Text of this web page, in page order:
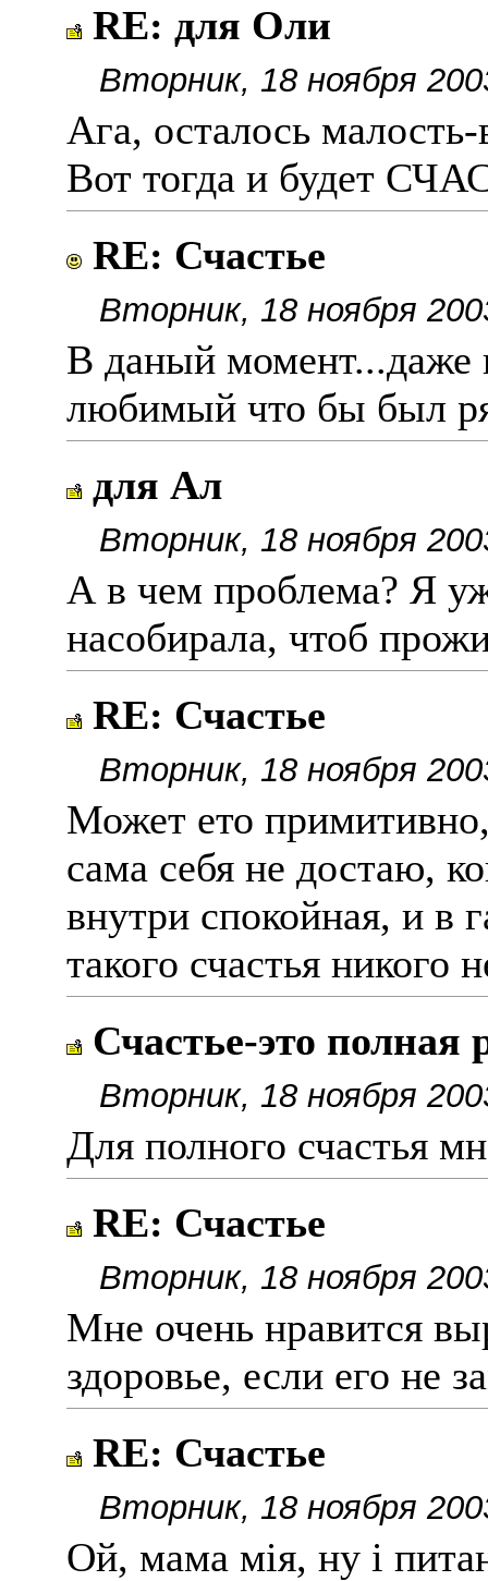
RE: для Оли
Вторник, 18 ноября
Ага, осталось
Вот тогда и будет
RE: Счастье
Вторник, 18 ноября
В даный момент...даже
любимый что бы был
для Ал
Вторник, 18 ноября
А в чем проблема? Я
насобирала, чтоб
RE: Счастье
Вторник, 18 ноября
Может ето
сама себя не достаю,
внутри спокойная, и в
такого счастья никого
Счастье-это полная
Вторник, 18 ноября
Для полного счастья
RE: Счастье
Вторник, 18 ноября
Мне очень нравится
здоровье, если его не
RE: Счастье
Вторник, 18 ноября
Ой, мама мія, ну і